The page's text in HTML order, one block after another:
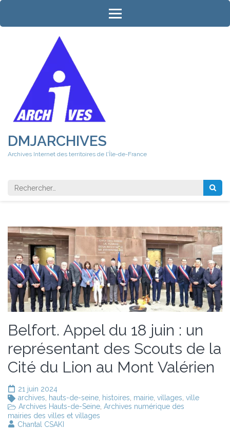
Aller
contenu
DMJARCHIVES
Archives Internet des territoires de l'Île-de-France
Rechercher
Belfort. Appel du 18 juin : un
représentant des Scouts de la
Cité du Lion au Mont Valérien
21 juin 2024
archives
hauts-de-seine histoires mairie villages ville
Archives Hauts-de-Seine Archives numérique des
mairies des villes et villages
Chantal CSAKI